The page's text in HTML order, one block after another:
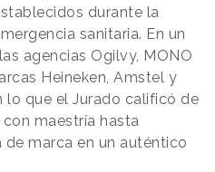
durante la
sanitaria. En un
agencias Ogilvy, MONO
Heineken, Amstel y
lo que el Jurado calificó de
maestría hasta
marca en un auténtico